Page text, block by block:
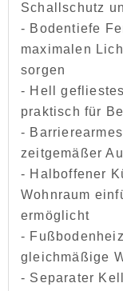
Schallschutz
- Bodentiefe
maximalen
sorgen
- Hell
praktisch für
-
zeitgemäßer
- Halboffener
Wohnraum
ermöglicht
-
gleichmäßige
- Separater